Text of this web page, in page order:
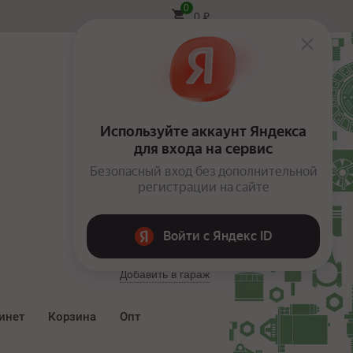
0
0 ₽
Вход
Добавить в гараж
Корзина
Опт